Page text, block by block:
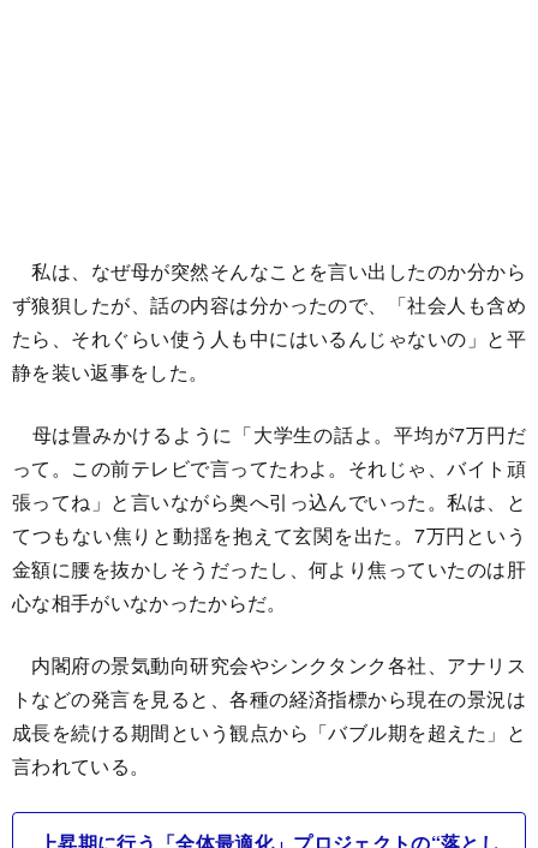
私は、なぜ母が突然そんなことを言い出したのか分から
ず狼狽したが、話の内容は分かったので、「社会人も含め
たら、それぐらい使う人も中にはいるんじゃないの」と平
静を装い返事をした。
母は畳みかけるように「大学生の話よ。平均が7万円だ
って。この前テレビで言ってたわよ。それじゃ、バイト頑
張ってね」と言いながら奥へ引っ込んでいった。私は、と
てつもない焦りと動揺を抱えて玄関を出た。7万円という
金額に腰を抜かしそうだったし、何より焦っていたのは肝
心な相手がいなかったからだ。
内閣府の景気動向研究会やシンクタンク各社、アナリス
トなどの発言を見ると、各種の経済指標から現在の景況は
成長を続ける期間という観点から「バブル期を超えた」と
言われている。